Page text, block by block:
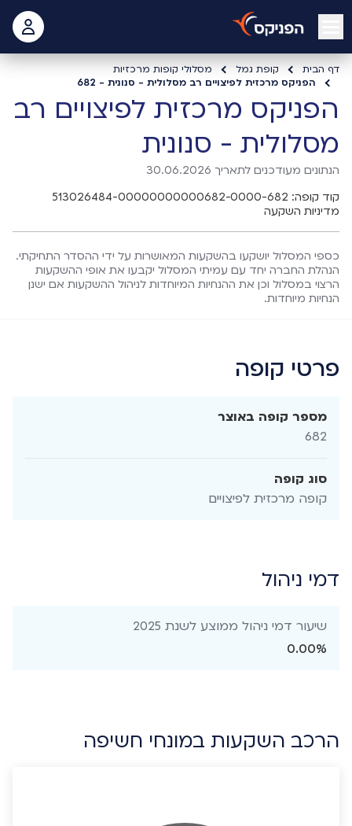
open mobile menu
דף הבית קופת גמל
מסלולי קופות מרכזיות
הפניקס מרכזית לפיצויים רב מסלולית - סנונית - 682
הפניקס מרכזית לפיצויים רב
מסלולית - סנונית
הנתונים מעודכנים לתאריך 30.06.2026
קוד קופה: 513026484-00000000000682-0000-682
מדיניות השקעה
כספי המסלול יושקעו בהשקעות המאושרות על ידי ההסדר התחיקתי.
הנהלת החברה יחד עם עמיתי המסלול יקבעו את אופי ההשקעות
הרצוי במסלול וכן את ההנחיות המיוחדות לניהול ההשקעות אם ישנן
הנחיות מיוחדות.
פרטי קופה
מספר קופה באוצר
682
סוג קופה
קופה מרכזית לפיצויים
דמי ניהול
שיעור דמי ניהול ממוצע לשנת 2025
0.00%
הרכב השקעות במונחי חשיפה